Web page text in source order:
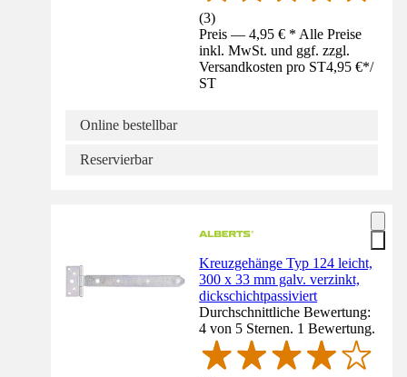
(3)
Preis — 4,95 € * Alle Preise
inkl. MwSt. und ggf. zzgl.
Versandkosten pro ST4,95 €*/
ST
Online bestellbar
Reservierbar
Kreuzgehänge Typ 124 leicht,
300 x 33 mm galv. verzinkt,
dickschichtpassiviert
Durchschnittliche Bewertung:
4 von 5 Sternen. 1 Bewertung.